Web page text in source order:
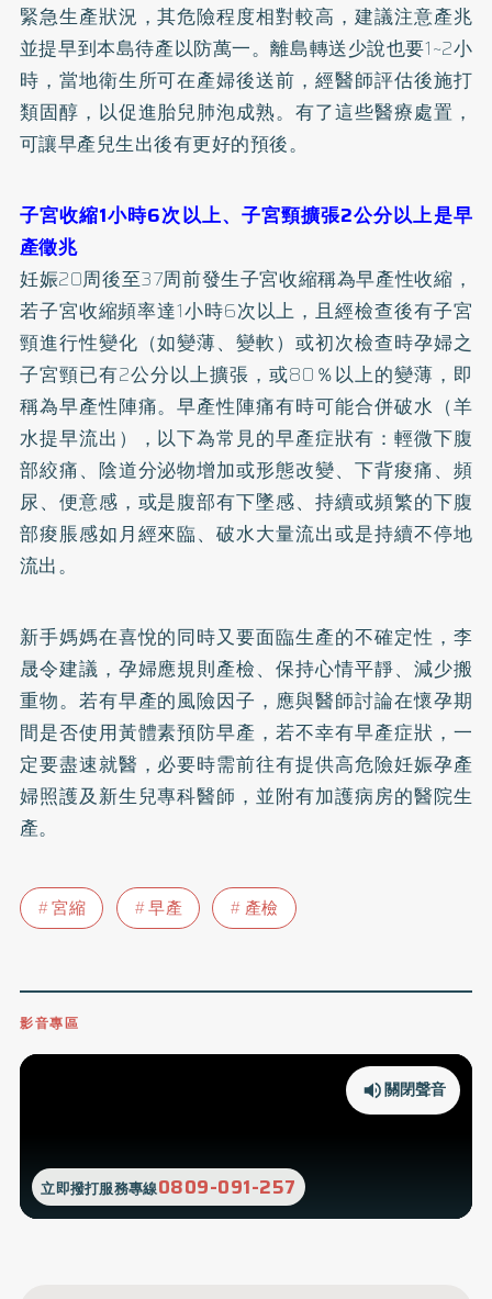
緊急生產狀況，其危險程度相對較高，建議注意產兆
並提早到本島待產以防萬一。離島轉送少說也要1~2小
時，當地衛生所可在產婦後送前，經醫師評估後施打
類固醇，以促進胎兒肺泡成熟。有了這些醫療處置，
可讓早產兒生出後有更好的預後。
子宮收縮1小時6次以上、子宮頸擴張2公分以上是早
產徵兆
妊娠20周後至37周前發生子宮收縮稱為早產性收縮，
若子宮收縮頻率達1小時6次以上，且經檢查後有子宮
頸進行性變化（如變薄、變軟）或初次檢查時孕婦之
子宮頸已有2公分以上擴張，或80％以上的變薄，即
稱為早產性陣痛。早產性陣痛有時可能合併破水（羊
水提早流出），以下為常見的早產症狀有：輕微下腹
部絞痛、陰道分泌物增加或形態改變、下背痠痛、頻
尿、便意感，或是腹部有下墜感、持續或頻繁的下腹
部痠脹感如月經來臨、破水大量流出或是持續不停地
流出。
新手媽媽在喜悅的同時又要面臨生產的不確定性，李
晟令建議，孕婦應規則產檢、保持心情平靜、減少搬
重物。若有早產的風險因子，應與醫師討論在懷孕期
間是否使用黃體素預防早產，若不幸有早產症狀，一
定要盡速就醫，必要時需前往有提供高危險妊娠孕產
婦照護及新生兒專科醫師，並附有加護病房的醫院生
產。
宮縮 早產 產檢
影音專區
立即撥打服務專線0809-091-257
關閉聲音